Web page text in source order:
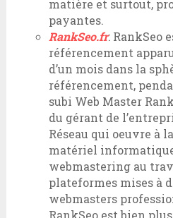
matière et surtout,
payantes.
RankSeo.fr: RankSeo
référencement
d’un mois dans la
référencement,
subi Web Master
du gérant de
Réseau qui oeuvre à
matériel
webmastering au
plateformes mises à
webmasters
RankSeo est bien